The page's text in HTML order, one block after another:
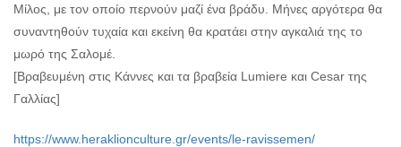
Μίλος, με τον οποίο περνούν μαζί ένα βράδυ. Μήνες αργότερα θα
συναντηθούν τυχαία και εκείνη θα κρατάει στην αγκαλιά της το
μωρό της Σαλομέ.
[Βραβευμένη στις Κάννες και τα βραβεία Lumiere και Cesar της
Γαλλίας]
https://www.heraklionculture.gr/events/le-ravissemen/